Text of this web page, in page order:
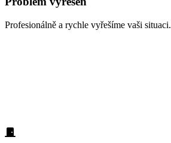
Profesionálně a rychle vyřešíme vaši situaci.